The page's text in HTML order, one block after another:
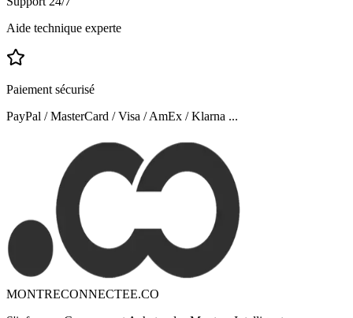
Aide technique experte
Paiement sécurisé
PayPal / MasterCard / Visa / AmEx / Klarna ...
MONTRECONNECTEE.CO